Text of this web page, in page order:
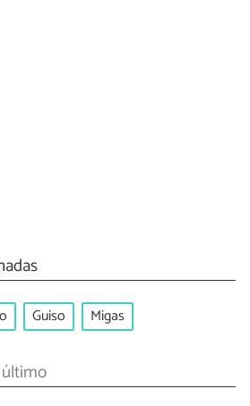
Guiso Migas